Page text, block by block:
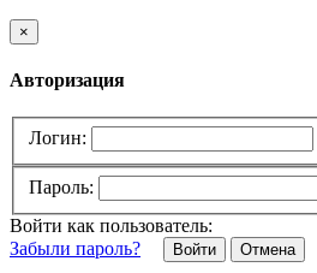
×
Авторизация
Логин:
Пароль:
Войти как пользователь:
Забыли пароль?
Отмена